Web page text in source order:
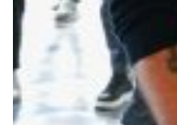
Robe di Kappa x Genoa
Vintage Collection
Red&Blue Voices